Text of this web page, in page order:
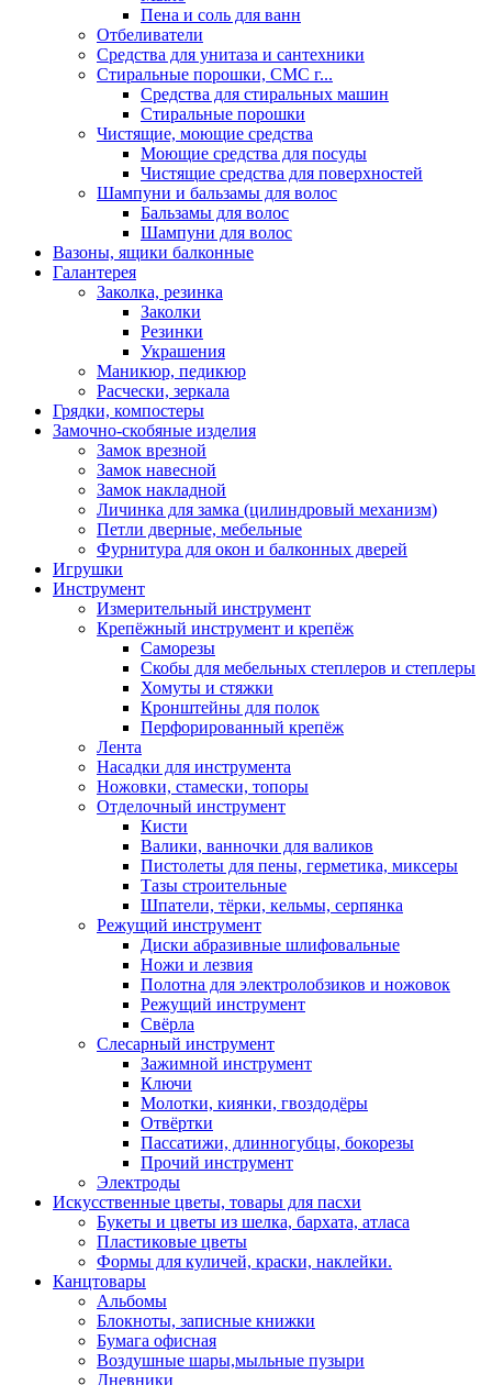
Пена и соль для ванн
Отбеливатели
Средства для унитаза и сантехники
Стиральные порошки, СМС г...
Средства для стиральных машин
Стиральные порошки
Чистящие, моющие средства
Моющие средства для посуды
Чистящие средства для поверхностей
Шампуни и бальзамы для волос
Бальзамы для волос
Шампуни для волос
Вазоны, ящики балконные
Галантерея
Заколка, резинка
Заколки
Резинки
Украшения
Маникюр, педикюр
Расчески, зеркала
Грядки, компостеры
Замочно-скобяные изделия
Замок врезной
Замок навесной
Замок накладной
Личинка для замка (цилиндровый механизм)
Петли дверные, мебельные
Фурнитура для окон и балконных дверей
Игрушки
Инструмент
Измерительный инструмент
Крепёжный инструмент и крепёж
Саморезы
Скобы для мебельных степлеров и степлеры
Хомуты и стяжки
Кронштейны для полок
Перфорированный крепёж
Лента
Насадки для инструмента
Ножовки, стамески, топоры
Отделочный инструмент
Кисти
Валики, ванночки для валиков
Пистолеты для пены, герметика, миксеры
Тазы строительные
Шпатели, тёрки, кельмы, серпянка
Режущий инструмент
Диски абразивные шлифовальные
Ножи и лезвия
Полотна для электролобзиков и ножовок
Режущий инструмент
Свёрла
Слесарный инструмент
Зажимной инструмент
Ключи
Молотки, киянки, гвоздодёры
Отвёртки
Пассатижи, длинногубцы, бокорезы
Прочий инструмент
Электроды
Искусственные цветы, товары для пасхи
Букеты и цветы из шелка, бархата, атласа
Пластиковые цветы
Формы для куличей, краски, наклейки.
Канцтовары
Альбомы
Блокноты, записные книжки
Бумага офисная
Воздушные шары,мыльные пузыри
Дневники